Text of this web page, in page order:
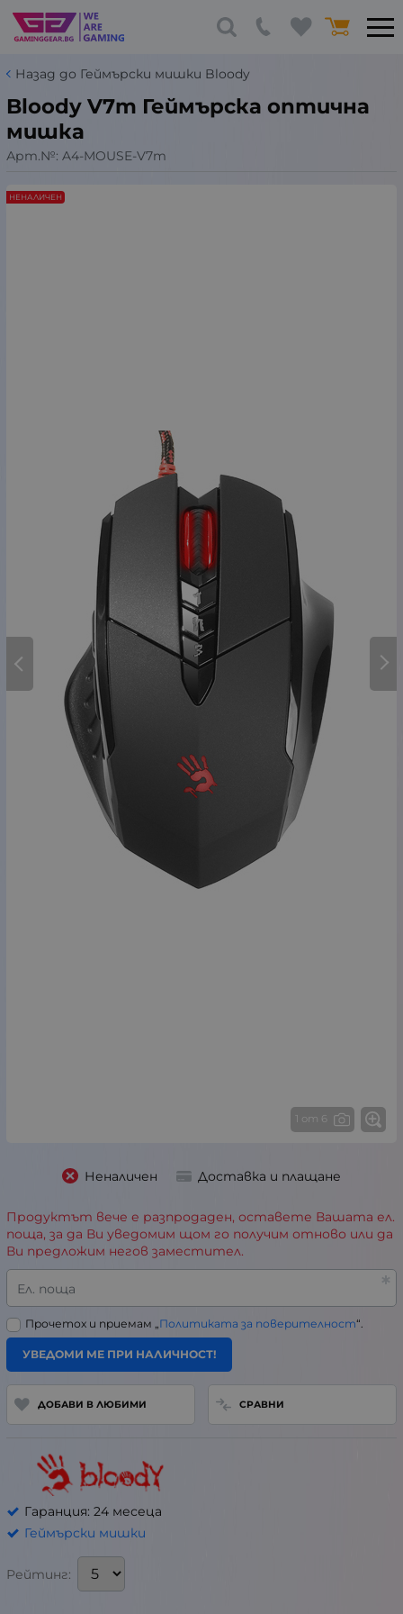
Назад до Геймърски мишки Bloody
Bloody V7m Геймърска оптична
мишка
Арт.№: A4-MOUSE-V7m
1 от 6
НЕНАЛИЧЕН
Неналичен Доставка и плащане
Продуктът вече е разпродаден, оставете Вашата ел.
поща, за да Ви уведомим щом го получим отново или да
Ви предложим негов заместител.
Ел. поща
Прочетох и приемам „ Политиката за поверителност“.
УВЕДОМИ МЕ ПРИ НАЛИЧНОСТ!
ДОБАВИ В ЛЮБИМИ СРАВНИ
Гаранция: 24 месеца
Геймърски мишки
Рейтинг: